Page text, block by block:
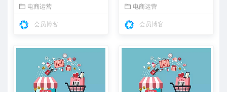
电商运营
会员博客
电商运营
会员博客